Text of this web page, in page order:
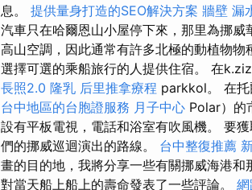
息。 提供量身打造的SEO解決方案 牆壁 漏
汽車只在哈爾恩山小屋停下來，那里為挪威
高山空調，因此通常有許多北極的動植物
選擇可選的乘船旅行的人提供住宿。 在
長照2.0 隆乳 后里推拿療程 parkkol。 在
台中地區的台胞證服務 月子中心 Polar）的
設有平板電視，電話和浴室有吹風機。 要
們的挪威巡迴演出的路線。 台中整復推薦
畫的目的地，我將分享一些有關挪威海港和
對當天船上船上的壽命發表了一些評論。